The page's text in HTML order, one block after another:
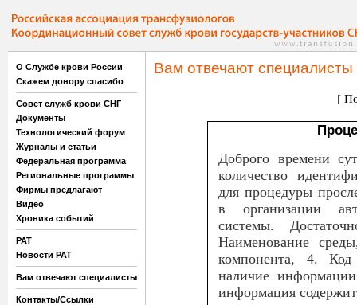
О Службе крови России
Скажем донору спасибо
Совет служб крови СНГ
Документы
Технологический форум
Журналы и статьи
Федеральная программа
Региональные программы
Фирмы предлагают
Видео
Хроника событий
РАТ
Новости РАТ
Вам отвечают специалисты
Контакты/Ссылки
Вам отвечают специалисты
[
Доброго времени
количество
для процедуры
в организации
системы.
Наименование
компонента, 4.
наличие
информация